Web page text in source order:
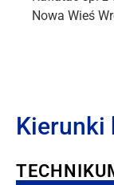
Nowa Wieś
Kierunki